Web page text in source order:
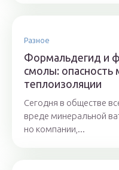
Разное
Формальдегид и
смолы: опасность
теплоизоляции
Сегодня в обществе
вреде минеральной
но компании,...